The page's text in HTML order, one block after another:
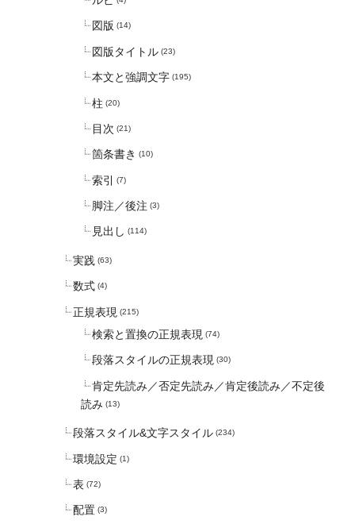
図版 (14)
図版タイトル (23)
本文と強調文字 (195)
柱 (20)
目次 (21)
箇条書き (10)
索引 (7)
脚注／後注 (3)
見出し (114)
実践 (63)
数式 (4)
正規表現 (215)
検索と置換の正規表現 (74)
段落スタイルの正規表現 (30)
肯定先読み／否定先読み／肯定後読み／不定後
読み (13)
段落スタイル&文字スタイル (234)
環境設定 (1)
表 (72)
配置 (3)